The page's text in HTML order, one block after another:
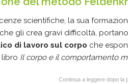
scientifiche, la sua
gli crea gravi difficoltà, portano
di lavoro sul corpo che
Il corpo e il comportamento
Continua a leggere dopo la